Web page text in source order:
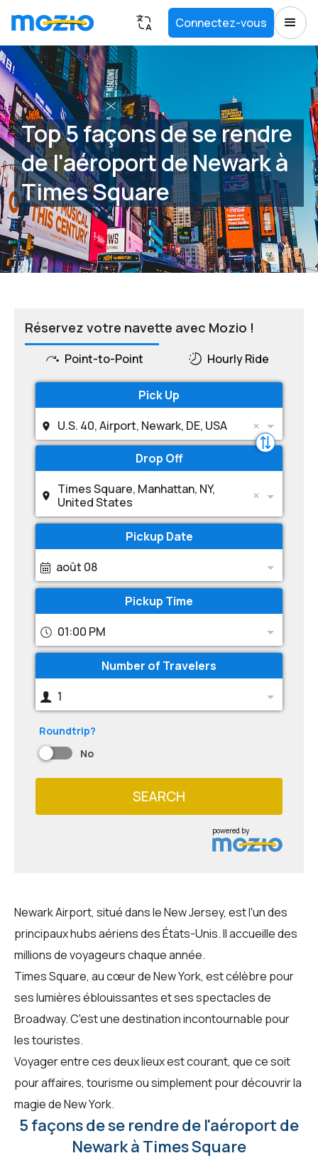
Connectez-vous
Top 5 façons de se rendre
de l'aéroport de Newark à
Times Square
Réservez votre navette avec Mozio !
Point-to-Point Hourly Ride
Pick Up
U.S. 40, Airport, Newark, DE, USA
Drop Off
Times Square, Manhattan, NY,
United States
Pickup Date
août 08
Pickup Time
01:00 PM
Number of Travelers
1
Roundtrip?
No
SEARCH
powered by
Newark Airport, situé dans le New Jersey, est l'un des
principaux hubs aériens des États-Unis. Il accueille des
millions de voyageurs chaque année.
Times Square, au cœur de New York, est célèbre pour
ses lumières éblouissantes et ses spectacles de
Broadway. C'est une destination incontournable pour
les touristes.
Voyager entre ces deux lieux est courant, que ce soit
pour affaires, tourisme ou simplement pour découvrir la
magie de New York.
5 façons de se rendre de l'aéroport de
Newark à Times Square